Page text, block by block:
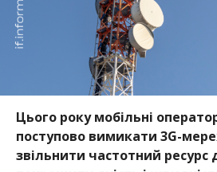
Цього року мобільні
поступово вимикати 3G-
звільнити частотний ресурс